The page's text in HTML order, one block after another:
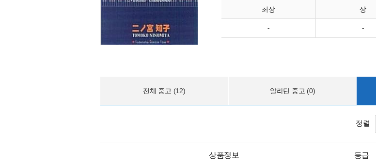
최상 상
- -
전체 중고 (12) 알라딘 중고 (0)
정렬
상품정보 등급